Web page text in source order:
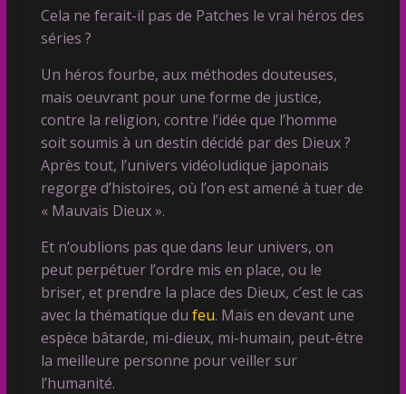
Cela ne ferait-il pas de Patches le vrai héros des
séries ?
Un héros fourbe, aux méthodes douteuses,
mais oeuvrant pour une forme de justice,
contre la religion, contre l’idée que l’homme
soit soumis à un destin décidé par des Dieux ?
Après tout, l’univers vidéoludique japonais
regorge d’histoires, où l’on est amené à tuer de
« Mauvais Dieux ».
Et n’oublions pas que dans leur univers, on
peut perpétuer l’ordre mis en place, ou le
briser, et prendre la place des Dieux, c’est le cas
avec la thématique du feu. Mais en devant une
espèce bâtarde, mi-dieux, mi-humain, peut-être
la meilleure personne pour veiller sur
l’humanité.